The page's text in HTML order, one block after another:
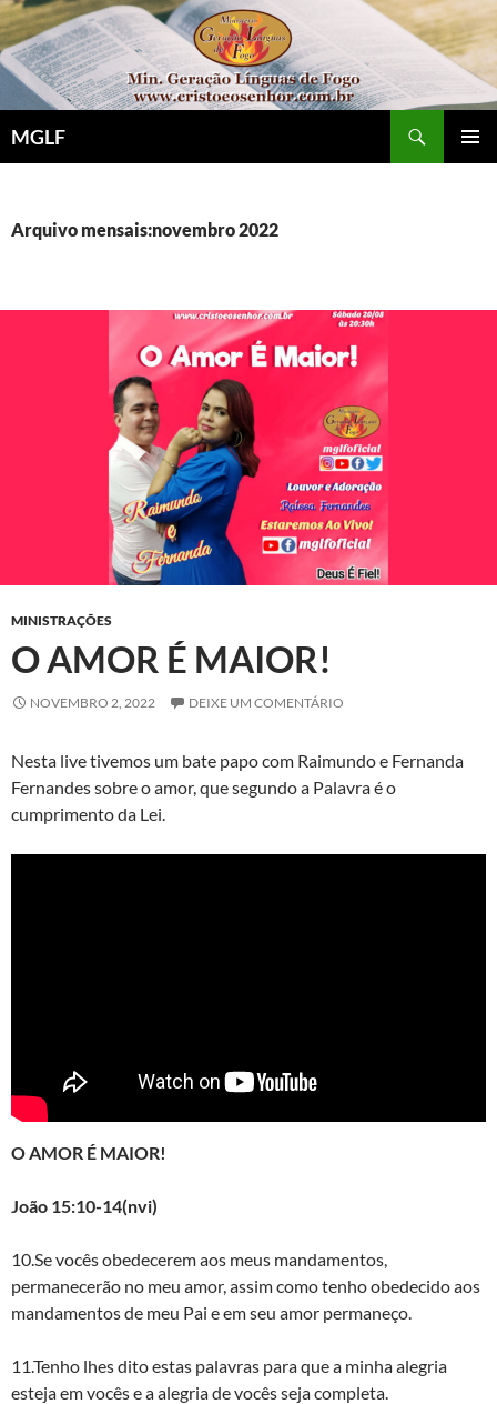
Pular
para
o
conteúdo
MGLF
Arquivo mensais:novembro 2022
MINISTRAÇÕES
O AMOR É MAIOR!
NOVEMBRO 2, 2022 DEIXE UM COMENTÁRIO
Nesta live tivemos um bate papo com Raimundo e Fernanda
Fernandes sobre o amor, que segundo a Palavra é o
cumprimento da Lei.
O AMOR É MAIOR!
João 15:10-14(nvi)
10.Se vocês obedecerem aos meus mandamentos,
permanecerão no meu amor, assim como tenho obedecido aos
mandamentos de meu Pai e em seu amor permaneço.
11.Tenho lhes dito estas palavras para que a minha alegria
esteja em vocês e a alegria de vocês seja completa.